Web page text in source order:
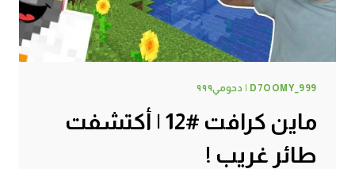
D7OOMY_999 | دحومي٩٩٩
ماين كرافت #12 | أكتشفت
طائر غريب !